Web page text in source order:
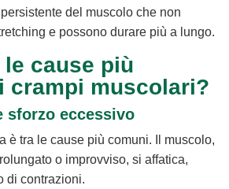
del muscolo che non
e possono durare più a lungo.
cause più
crampi muscolari?
sforzo eccessivo
è tra le cause più comuni. Il muscolo,
o improvviso, si affatica,
di contrazioni.